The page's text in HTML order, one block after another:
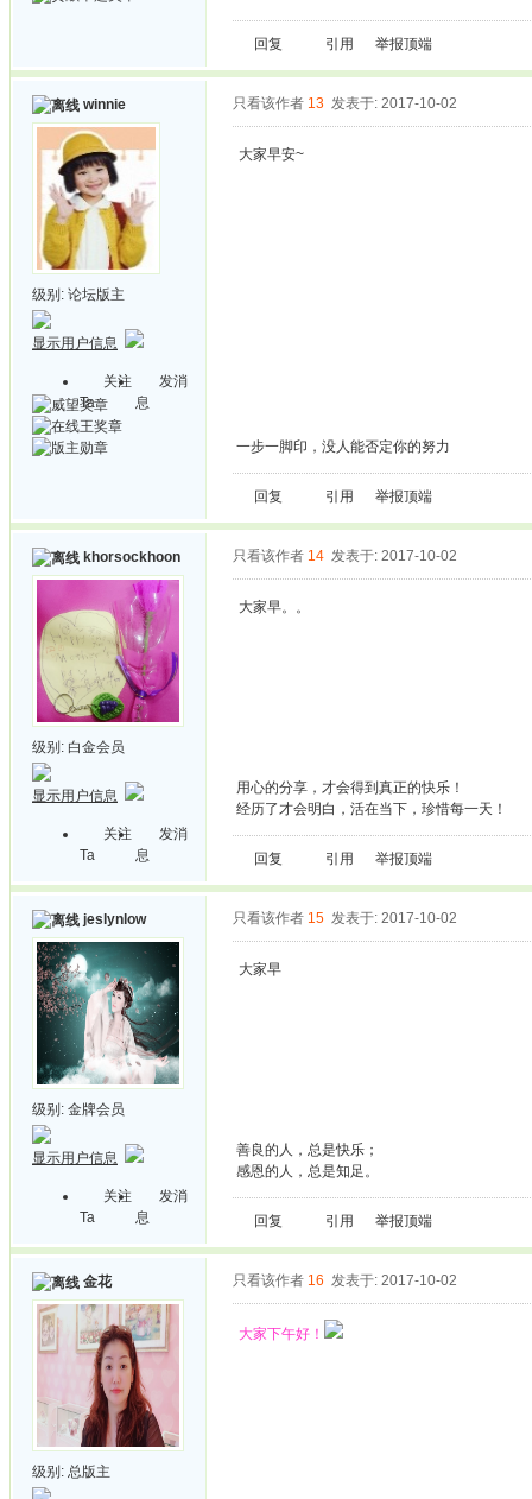
回复 引用 举报顶端
winnie
级别: 论坛版主
显示用户信息
关注
Ta
发消
息
只看该作者 13 发表于: 2017-10-02
大家早安~
一步一脚印，没人能否定你的努力
回复 引用 举报顶端
khorsockhoon
级别: 白金会员
显示用户信息
关注
Ta
发消
息
只看该作者 14 发表于: 2017-10-02
大家早。。
用心的分享，才会得到真正的快乐！
经历了才会明白，活在当下，珍惜每一天！
回复 引用 举报顶端
jeslynlow
级别: 金牌会员
显示用户信息
关注
Ta
发消
息
只看该作者 15 发表于: 2017-10-02
大家早
善良的人，总是快乐；
感恩的人，总是知足。
回复 引用 举报顶端
金花
级别: 总版主
只看该作者 16 发表于: 2017-10-02
大家下午好！